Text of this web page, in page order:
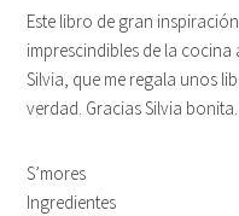
Este libro de gran
imprescindibles de la
Silvia, que me regala unos
verdad. Gracias Silvia bonita.
S’mores
Ingredientes